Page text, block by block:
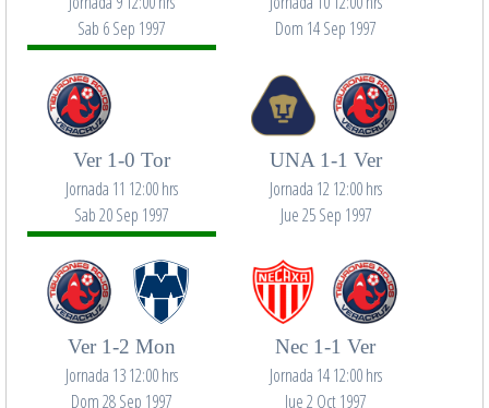
Sab 6 Sep 1997
Dom 14 Sep 1997
Ver 1-0 Tor
Jornada 11 12:00 hrs
Sab 20 Sep 1997
UNA 1-1 Ver
Jornada 12 12:00 hrs
Jue 25 Sep 1997
Ver 1-2 Mon
Jornada 13 12:00 hrs
Dom 28 Sep 1997
Nec 1-1 Ver
Jornada 14 12:00 hrs
Jue 2 Oct 1997